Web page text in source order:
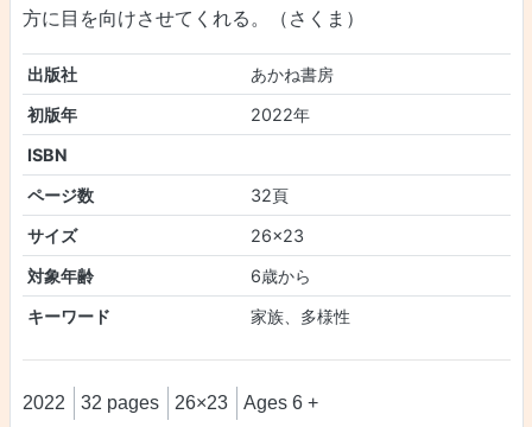
方に目を向けさせてくれる。（さくま）
出版社
あかね書房
初版年
2022年
ISBN
ページ数
32頁
サイズ
26×23
対象年齢
6歳から
キーワード
家族、多様性
2022 32 pages 26×23 Ages 6 +